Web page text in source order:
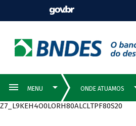
Z7_L9KEH4O0LORH80ALCLTPF80S20